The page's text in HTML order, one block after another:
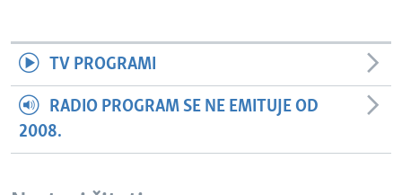
TV PROGRAMI
RADIO PROGRAM SE NE EMITUJE OD
2008.